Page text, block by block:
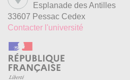
Esplanade des Antilles
33607 Pessac Cedex
Contacter l'université